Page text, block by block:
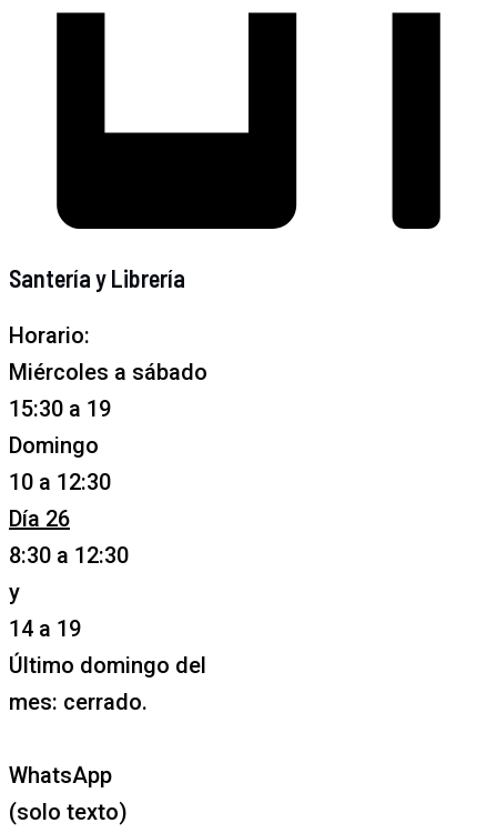
Santería y Librería
Horario:
Miércoles a sábado
15:30 a 19
Domingo
10 a 12:30
Día 26
8:30 a 12:30
y
14 a 19
Último domingo del
mes: cerrado.
WhatsApp
(solo texto)